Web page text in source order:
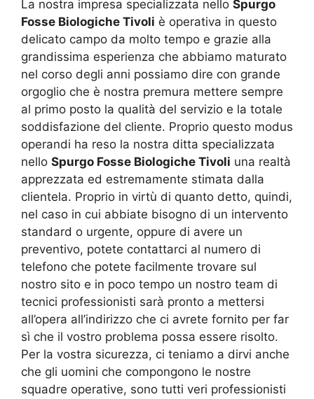
La nostra impresa specializzata nello Spurgo
Fosse Biologiche Tivoli è operativa in questo
delicato campo da molto tempo e grazie alla
grandissima esperienza che abbiamo maturato
nel corso degli anni possiamo dire con grande
orgoglio che è nostra premura mettere sempre
al primo posto la qualità del servizio e la totale
soddisfazione del cliente. Proprio questo modus
operandi ha reso la nostra ditta specializzata
nello Spurgo Fosse Biologiche Tivoli una realtà
apprezzata ed estremamente stimata dalla
clientela. Proprio in virtù di quanto detto, quindi,
nel caso in cui abbiate bisogno di un intervento
standard o urgente, oppure di avere un
preventivo, potete contattarci al numero di
telefono che potete facilmente trovare sul
nostro sito e in poco tempo un nostro team di
tecnici professionisti sarà pronto a mettersi
all’opera all’indirizzo che ci avrete fornito per far
sì che il vostro problema possa essere risolto.
Per la vostra sicurezza, ci teniamo a dirvi anche
che gli uomini che compongono le nostre
squadre operative, sono tutti veri professionisti